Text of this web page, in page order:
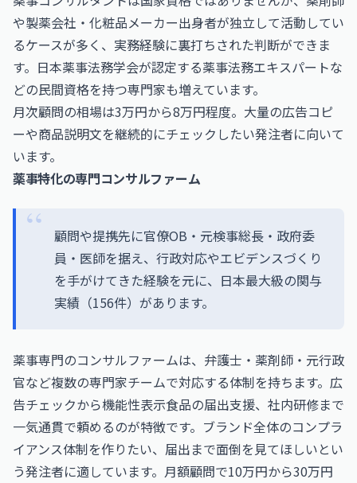
や製薬会社・化粧品メーカー出身者が独立して活動してい
るケースが多く、実務経験に裏打ちされた判断ができま
す。日本薬事法務学会が認定する薬事法務エキスパートな
どの民間資格を持つ専門家も増えています。
月次顧問の相場は3万円から8万円程度。大量の広告コピ
ーや商品説明文を継続的にチェックしたい発注者に向いて
います。
薬事特化の専門コンサルファーム
顧問や提携先に官僚OB・元検事総長・政府委
員・医師を据え、行政対応やエビデンスづくり
を手がけてきた経験を元に、日本最大級の関与
実績（156件）があります。
薬事専門のコンサルファームは、弁護士・薬剤師・元行政
官など複数の専門家チームで対応する体制を持ちます。広
告チェックから機能性表示食品の届出支援、社内研修まで
一気通貫で頼めるのが特徴です。ブランド全体のコンプラ
イアンス体制を作りたい、届出まで面倒を見てほしいとい
う発注者に適しています。月額顧問で10万円から30万円